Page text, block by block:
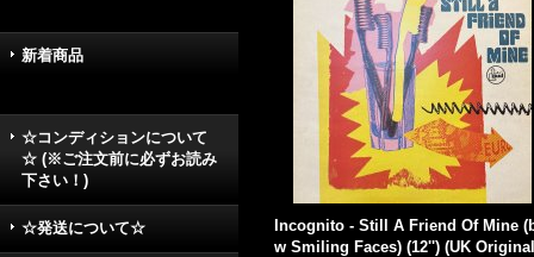
新着商品
☆コンディションについて
☆ (※ご注文前に必ずお読み
下さい！)
☆発送について☆
Incognito - Still A Friend Of Mine
w Smiling Faces) (12'') (UK